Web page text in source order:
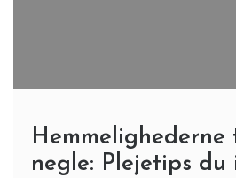
negle: Plejetips du